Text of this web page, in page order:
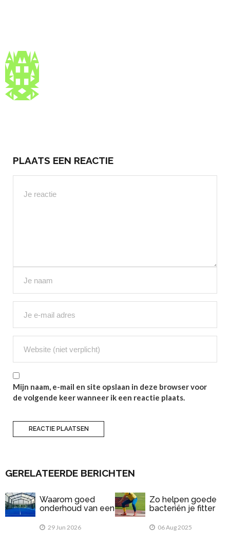
PLAATS EEN REACTIE
Mijn naam, e-mail en site opslaan in deze browser voor
de volgende keer wanneer ik een reactie plaats.
GERELATEERDE BERICHTEN
Waarom goed
onderhoud van een
belangrijk is
29 Jun 2026
Zo helpen goede
bacteriën je fitter
06 Aug 2025